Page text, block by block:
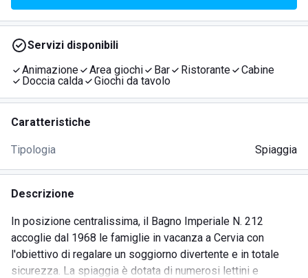
Servizi disponibili
Animazione
Area giochi Bar Ristorante
Cabine
Doccia calda
Giochi da tavolo
Caratteristiche
Tipologia Spiaggia
Descrizione
In posizione centralissima, il Bagno Imperiale N. 212
accoglie dal 1968 le famiglie in vacanza a Cervia con
l'obiettivo di regalare un soggiorno divertente e in totale
sicurezza. La spiaggia è dotata di numerosi lettini e